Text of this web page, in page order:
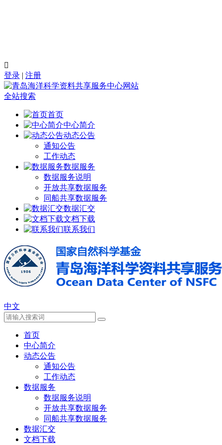

登录 | 注册
全站搜索
首页
中心简介
动态公告
通知公告
工作动态
数据服务
数据服务说明
开放共享数据服务
同船共享数据服务
数据汇交
文档下载
联系我们
中文
首页
中心简介
动态公告
通知公告
工作动态
数据服务
数据服务说明
开放共享数据服务
同船共享数据服务
数据汇交
文档下载